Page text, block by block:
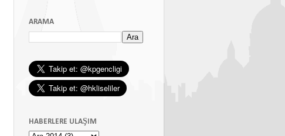
ARAMA
HABERLERE ULAŞIM